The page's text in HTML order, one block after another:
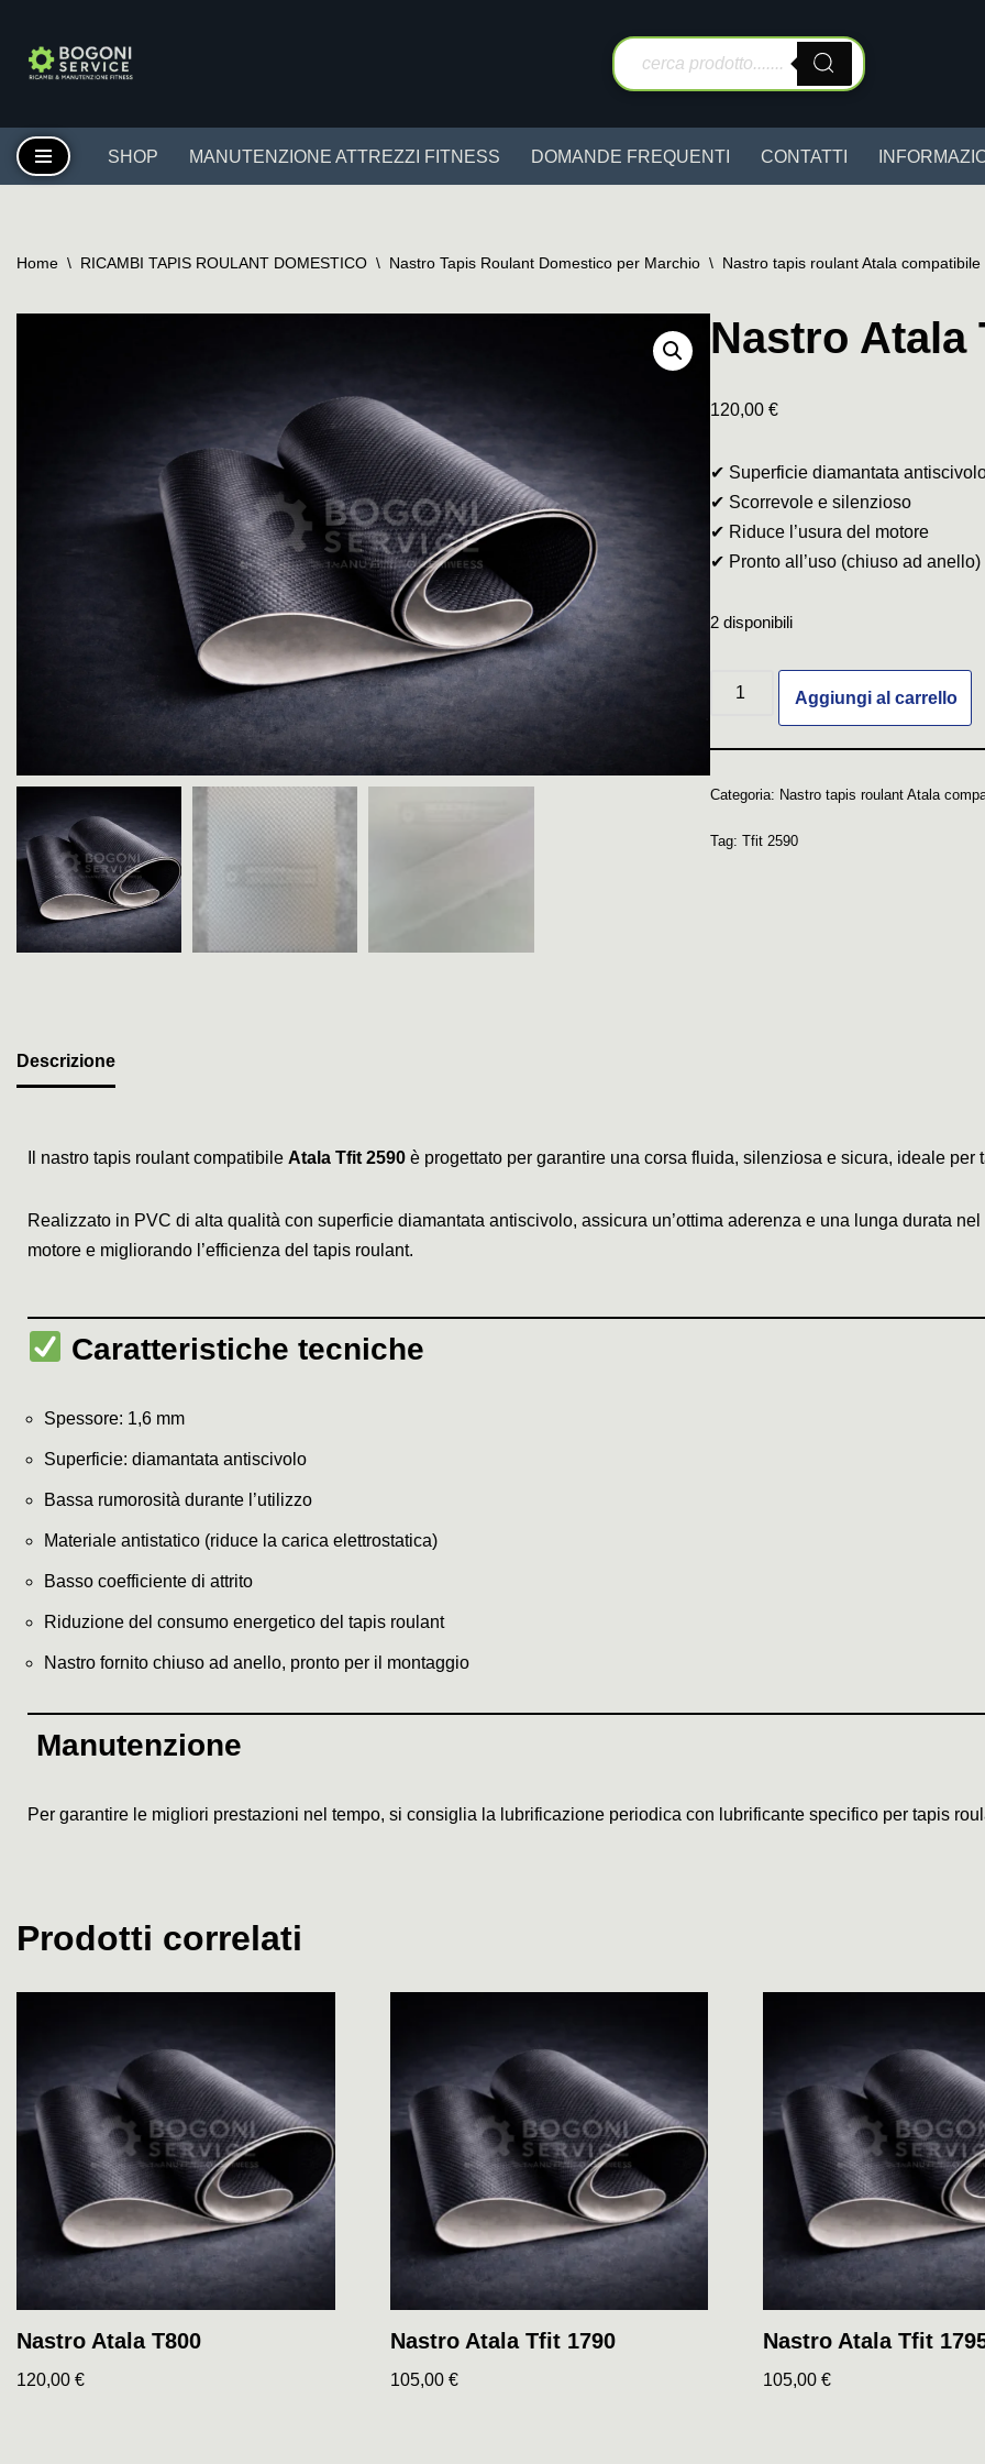
Vai
SHOP
MANUTENZIONE ATTREZZI FITNESS DOMANDE FREQUENTI CONTATTI
Home \ RICAMBI TAPIS ROULANT DOMESTICO \ Nastro Tapis Roulant Domestico per Marchio \ Nastro tapis roulant Atala compatibile
Nastro Atala
120,00 €
✔ Superficie diamantata
✔ Scorrevole e silenzioso
✔ Riduce l’usura del motore
✔ Pronto all’uso (chiuso ad anello)
2 disponibili
Aggiungi al carrello
Categoria: Nastro tapis roulant Atala
Tag: Tfit 2590
Descrizione
Il nastro tapis roulant compatibile Atala Tfit 2590 è progettato per garantire una corsa fluida, silenziosa e sicura, ideale per
Realizzato in PVC di alta qualità con superficie diamantata antiscivolo, assicura un’ottima aderenza e una lunga durata
motore e migliorando l’efficienza del tapis roulant.
Caratteristiche tecniche
Spessore: 1,6 mm
Superficie: diamantata antiscivolo
Bassa rumorosità durante l’utilizzo
Materiale antistatico (riduce la carica elettrostatica)
Basso coefficiente di attrito
Riduzione del consumo energetico del tapis roulant
Nastro fornito chiuso ad anello, pronto per il montaggio
Manutenzione
Per garantire le migliori prestazioni nel tempo, si consiglia la lubrificazione periodica con lubrificante specifico per tapis
Prodotti correlati
Nastro Atala T800
120,00 €
Nastro Atala Tfit 1790
105,00 €
Nastro Atala Tfit
105,00€